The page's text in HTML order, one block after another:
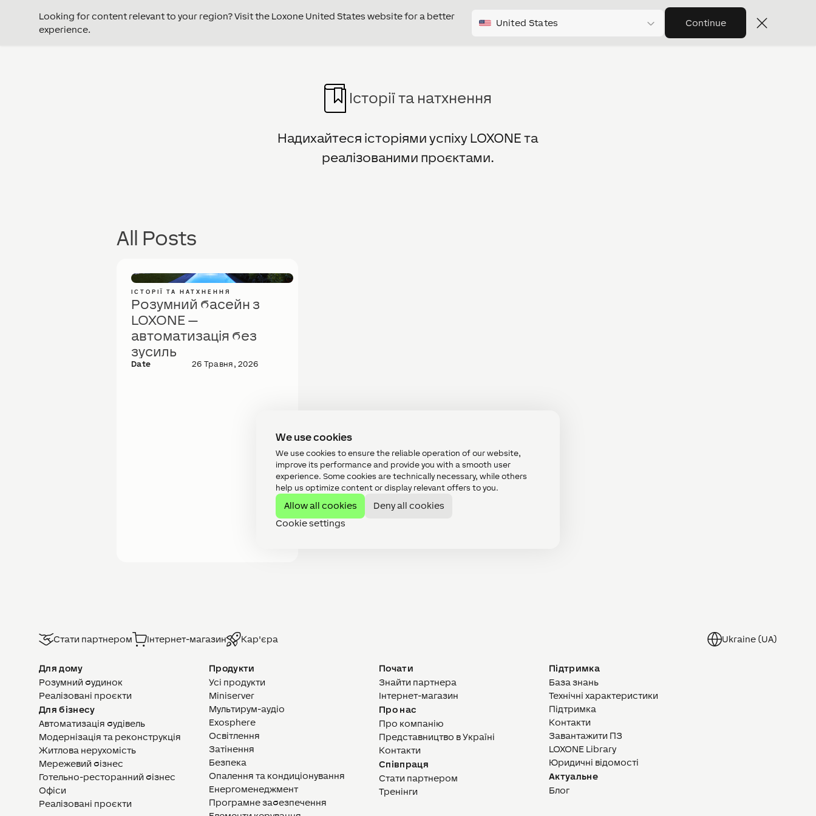
We use cookies
We use cookies to ensure the reliable operation of our website,
improve its performance and provide you with a smooth user
experience. Some cookies are technically necessary, while others
help us optimize content or display relevant offers to you.
Allow all cookies
Deny all cookies
Cookie settings
Looking for content relevant to your region? Visit the Loxone United States website for a better
experience.
United States Continue
Історії та натхнення
Надихайтеся історіями успіху LOXONE та
реалізованими проєктами.
All Posts
ІСТОРІЇ ТА НАТХНЕННЯ
Розумний басейн з
LOXONE —
автоматизація без
зусиль
Date 26 Травня, 2026
Стати партнером Інтернет-магазин Кар'єра Ukraine (UA)
Для дому
Розумний будинок
Реалізовані проєкти
Для бізнесу
Автоматизація будівель
Модернізація та реконструкція
Житлова нерухомість
Мережевий бізнес
Готельно-ресторанний бізнес
Офіси
Реалізовані проєкти
Продукти
Усі продукти
Miniserver
Мультирум-аудіо
Exosphere
Освітлення
Затінення
Безпека
Опалення та кондиціонування
Енергоменеджмент
Програмне забезпечення
Почати
Знайти партнера
Інтернет-магазин
Про нас
Про компанію
Представництво в Україні
Контакти
Співпраця
Стати партнером
Тренінги
Підтримка
База знань
Технічні характеристики
Підтримка
Контакти
Завантажити ПЗ
LOXONE Library
Юридичні відомості
Актуальне
Блог